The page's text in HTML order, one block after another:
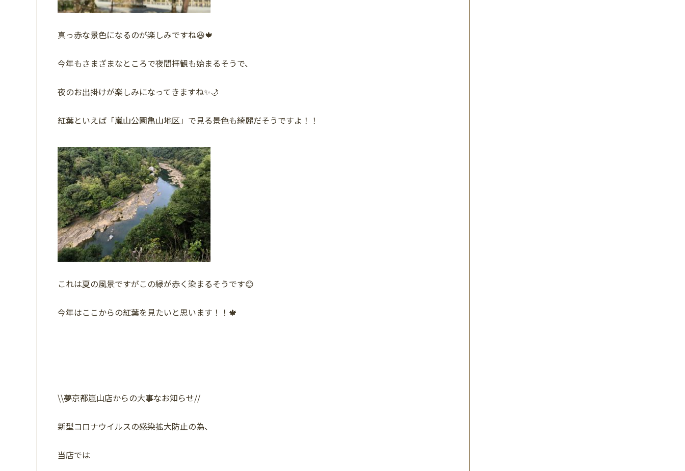
真っ赤な景色になるのが楽しみですね😆🍁
今年もさまざまなところで夜間拝観も始まるそうで、
夜のお出掛けが楽しみになってきますね✨🌙
紅葉といえば「嵐山公園亀山地区」で見る景色も綺麗だそうですよ！！
これは夏の風景ですがこの緑が赤く染まるそうです😊
今年はここからの紅葉を見たいと思います！！🍁
\\夢京都嵐山店からの大事なお知らせ//
新型コロナウイルスの感染拡大防止の為、
当店では